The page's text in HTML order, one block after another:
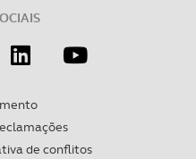
de conflitos